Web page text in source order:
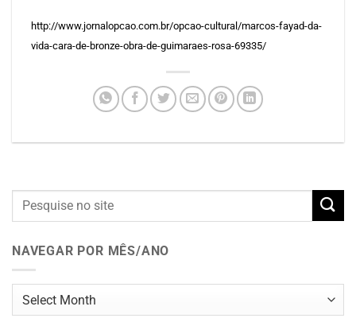
http://www.jornalopcao.com.br/opcao-cultural/marcos-fayad-da-
vida-cara-de-bronze-obra-de-guimaraes-rosa-69335/
NAVEGAR POR MÊS/ANO
Navegar